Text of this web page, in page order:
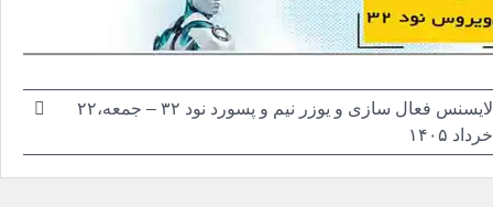
لایسنس فعال سازی و یوزر نیم و پسورد نود ۳۲ –
جمعه،۲۲
خرداد ۱۴۰۵